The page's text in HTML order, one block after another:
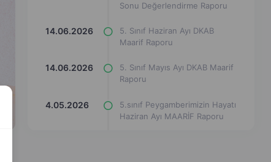
Sonu Değerlendirme Raporu
14.06.2026
5. Sınıf Haziran Ayı DKAB
Maarif Raporu
14.06.2026
5. Sınıf Mayıs Ayı DKAB Maarif
Raporu
4.05.2026
5.sınıf Peygamberimizin Hayatı
Haziran Ayı MAARİF Raporu